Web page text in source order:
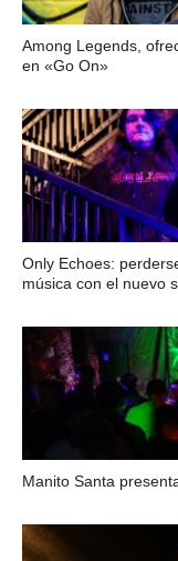
Among Legends,
en «Go On»
Only Echoes:
música con el nuevo
Manito Santa